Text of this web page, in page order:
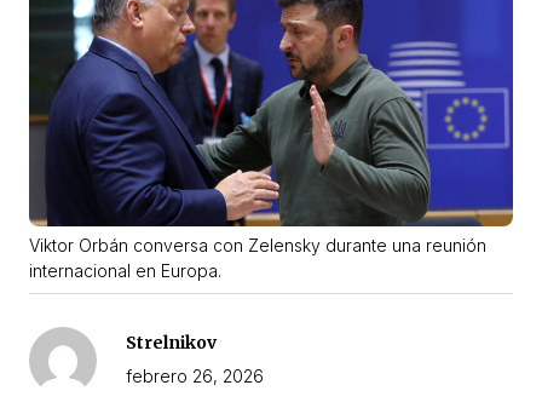
Viktor Orbán conversa con Zelensky durante una reunión
internacional en Europa.
Strelnikov
febrero 26, 2026